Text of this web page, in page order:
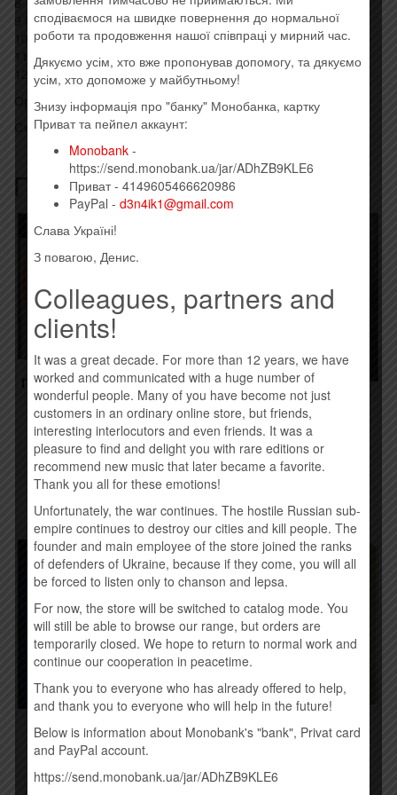
9 Hunter Of Invisible Game 4:42
10 The Ghost Of Tom Joad 7:33
11 The Wall 4:20
12 Dream Baby Dream 5:00
Оригинальный импортный диск, штрихкод: 0888430154629
Стиль: Folk Rock, Classic Rock
Похожие товары
Товар закінчився!
ГУЛЯЙ ГОРОД – GG (2016)
190,00грн.
Временно нет
RULADA – Є ЧАС (2016)
190,00 грн.
Купить
Товар закінчився!
THE AVENER – THE
WANDERINGS OF THE
AVENER (2015)
190,00грн.
BON JOVI – BURNING
BRIDGES (2015)
сподіваємося на швидке повернення до нормальної
роботи та продовження нашої співпраці у мирний час.
Дякуємо усім, хто вже пропонував допомогу, та дякуємо
усім, хто допоможе у майбутньому!
Знизу інформація про "банку" Монобанка, картку
Приват та пейпел аккаунт:
Monobank -
https://send.monobank.ua/jar/ADhZB9KLE6
Приват - 4149605466620986
PayPal - d3n4ik1@gmail.com
Слава Україні!
З повагою, Денис.
Colleagues, partners and
clients!
It was a great decade. For more than 12 years, we have
worked and communicated with a huge number of
wonderful people. Many of you have become not just
customers in an ordinary online store, but friends,
interesting interlocutors and even friends. It was a
pleasure to find and delight you with rare editions or
recommend new music that later became a favorite.
Thank you all for these emotions!
Unfortunately, the war continues. The hostile Russian sub-
empire continues to destroy our cities and kill people. The
founder and main employee of the store joined the ranks
of defenders of Ukraine, because if they come, you will all
be forced to listen only to chanson and lepsa.
For now, the store will be switched to catalog mode. You
will still be able to browse our range, but orders are
temporarily closed. We hope to return to normal work and
continue our cooperation in peacetime.
Thank you to everyone who has already offered to help,
and thank you to everyone who will help in the future!
Below is information about Monobank's "bank", Privat card
and PayPal account.
https://send.monobank.ua/jar/ADhZB9KLE6